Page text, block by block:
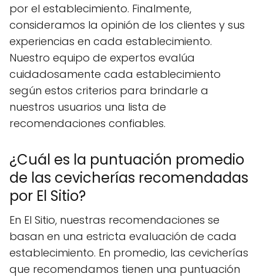
por el establecimiento. Finalmente,
consideramos la opinión de los clientes y sus
experiencias en cada establecimiento.
Nuestro equipo de expertos evalúa
cuidadosamente cada establecimiento
según estos criterios para brindarle a
nuestros usuarios una lista de
recomendaciones confiables.
¿Cuál es la puntuación promedio
de las cevicherías recomendadas
por El Sitio?
En El Sitio, nuestras recomendaciones se
basan en una estricta evaluación de cada
establecimiento. En promedio, las cevicherías
que recomendamos tienen una puntuación